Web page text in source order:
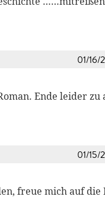
01/16/
Ende leider
01/15/
freue mich auf die